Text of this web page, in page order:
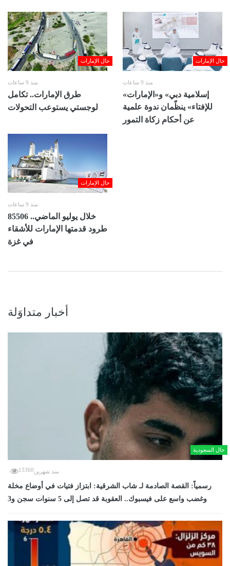
حال الإمارات
منذ 9 ساعات
طرق الإمارات.. تكامل
لوجستي يستوعب التحولات
حال الإمارات
منذ 9 ساعات
«إسلامية دبي» و«الإمارات
للإفتاء» ينظّمان ندوة علمية
عن أحكام زكاة التمور
حال الإمارات
منذ 9 ساعات
خلال يوليو الماضي.. 85506
طرود قدمتها الإمارات للأشقاء
في غزة
أخبار متداوَلة
حال السعودية
منذ شهرين13360
رسمياً: القصة الصادمة لـ شاب الشرقية: ابتزاز فتيات في أوضاع مخلة
وغضب واسع على فيسبوك.. العقوبة قد تصل إلى 5 سنوات سجن و3